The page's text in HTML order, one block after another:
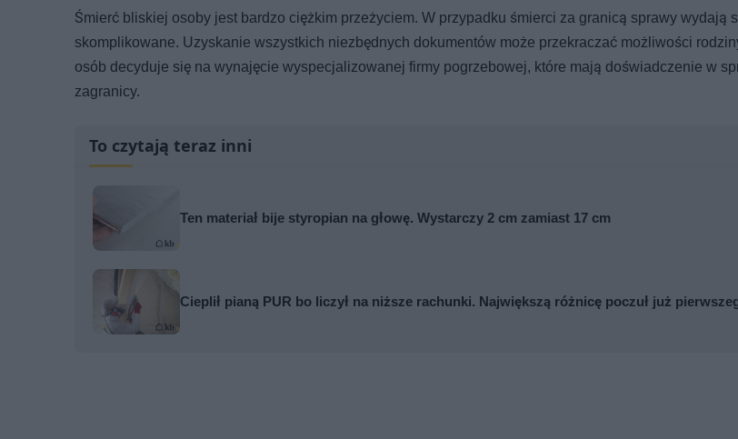
Śmierć bliskiej osoby jest bardzo ciężkim przeżyciem. W przypadku śmierci za granicą sprawy wydają
skomplikowane. Uzyskanie wszystkich niezbędnych dokumentów może przekraczać możliwości
osób decyduje się na wynajęcie wyspecjalizowanej firmy pogrzebowej, które mają doświadczenie w
zagranicy.
To czytają teraz inni
Ten materiał bije styropian na głowę. Wystarczy 2 cm zamiast 17 cm
Cieplił pianą PUR bo liczył na niższe rachunki. Największą różnicę poczuł już